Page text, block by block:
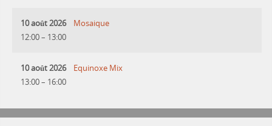
10 août 2026
12:00– 13:00
Mosaique
10 août 2026
13:00– 16:00
Equinoxe Mix